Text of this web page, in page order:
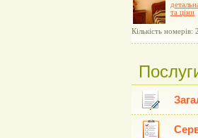
та ціни
Кількість номерів: 2